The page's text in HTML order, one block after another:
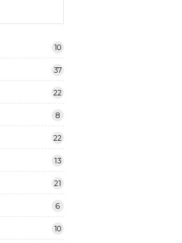
10
37
22
8
22
13
21
6
10